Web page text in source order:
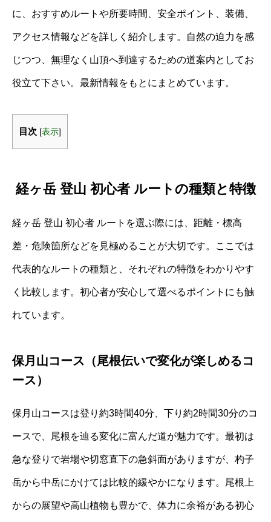
に、おすすめルートや所要時間、安全ポイント、装備、
アクセス情報などを詳しく紹介します。自然の迫力を感
じつつ、無理なく山頂へ到達するための道案内としてお
役立て下さい。最新情報をもとにまとめています。
目次 [表示]
経ヶ岳 登山 初心者 ルートの種類と特徴
経ヶ岳 登山 初心者 ルートを選ぶ際には、距離・標高
差・危険箇所などを見極めることが大切です。ここでは
代表的なルートの種類と、それぞれの特徴をわかりやす
く比較します。初心者が安心して選べるポイントにも触
れています。
保月山コース（尾根伝いで変化が楽しめるコ
ース）
保月山コースは登り約3時間40分、下り約2時間30分のコ
ースで、尾根を辿る変化に富んだ道が魅力です。最初は
急な登りで岩場や切窓直下の急斜面がありますが、杓子
岳から中岳にかけては比較的緩やかになります。尾根上
からの展望や高山植物も豊かで、体力に余裕がある初心